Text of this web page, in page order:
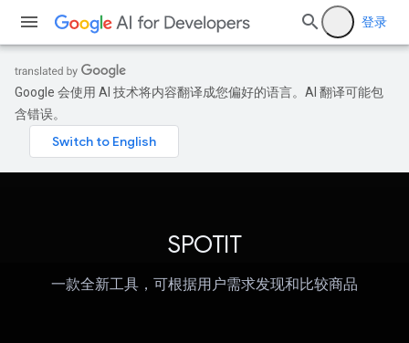
登录
Google 会使用 AI 技术将内容翻译成您偏好的语言。AI 翻译可能包
含错误。
SPOTIT
一款全新工具，可根据用户需求发现和比较商品